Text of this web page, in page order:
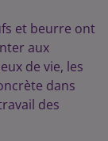
et beurre ont
aux
de vie, les
dans
des